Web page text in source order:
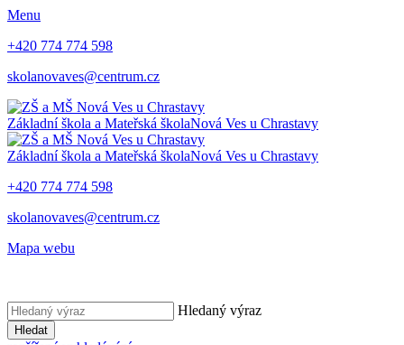
Menu
+420 774 774 598
skolanovaves@centrum.cz
Základní škola a Mateřská školaNová Ves u Chrastavy
Základní škola a Mateřská školaNová Ves u Chrastavy
+420 774 774 598
skolanovaves@centrum.cz
Mapa webu
Hledaný výraz
Hledat